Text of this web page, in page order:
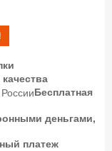
Бесплатная
платеж